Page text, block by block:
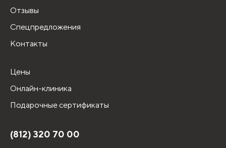
Отзывы
Спецпредложения
Контакты
Цены
Онлайн-клиника
Подарочные сертификаты
(812) 320 70 00